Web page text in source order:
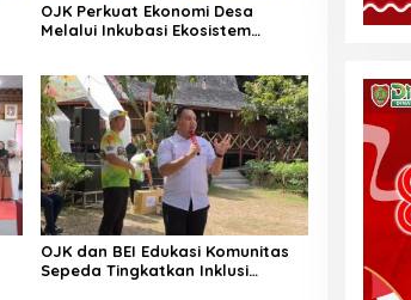
OJK Perkuat Ekonomi Desa
Melalui Inkubasi Ekosistem
OJK dan BEI Edukasi Komunitas
Sepeda Tingkatkan Inklusi